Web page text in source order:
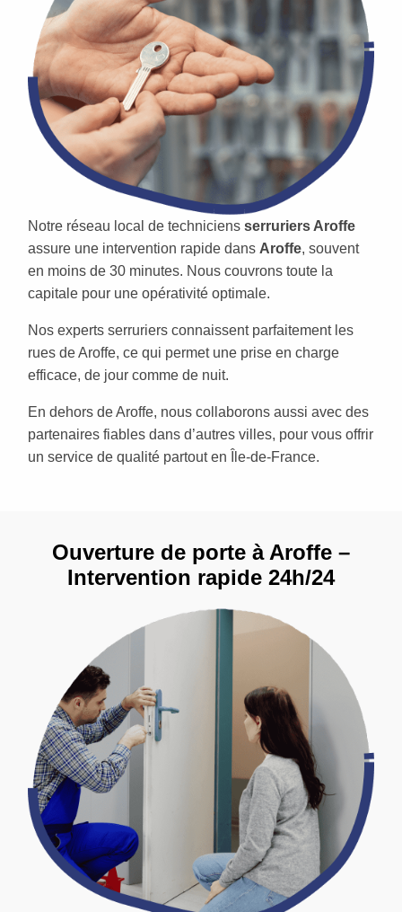
Notre réseau local de techniciens serruriers Aroffe
assure une intervention rapide dans Aroffe, souvent
en moins de 30 minutes. Nous couvrons toute la
capitale pour une opérativité optimale.
Nos experts serruriers connaissent parfaitement les
rues de Aroffe, ce qui permet une prise en charge
efficace, de jour comme de nuit.
En dehors de Aroffe, nous collaborons aussi avec des
partenaires fiables dans d’autres villes, pour vous offrir
un service de qualité partout en Île-de-France.
Ouverture de porte à Aroffe –
Intervention rapide 24h/24